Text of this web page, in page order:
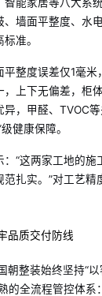
、墙面平整度、水
准。
平整度误差仅1毫
上下无偏差，柜
异，甲醛、TVOC
健康保障。
“这两家工地的施
扎实。”对工艺精
品质交付防线
朝整装始终坚持“
的全流程管控体系：